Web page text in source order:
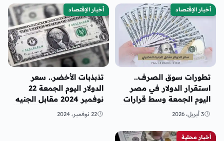
أخبار الإقتصاد
تطورات سوق الصرف..
استقرار الدولار في مصر
اليوم الجمعة وسط قرارات
التوحيد النقدي
3 أبريل، 2026
أخبار الإقتصاد
تذبذبات الأخضر.. سعر
الدولار اليوم الجمعة 22
نوفمبر 2024 مقابل الجنيه
المصري
22 نوفمبر، 2024
أخبار محلية